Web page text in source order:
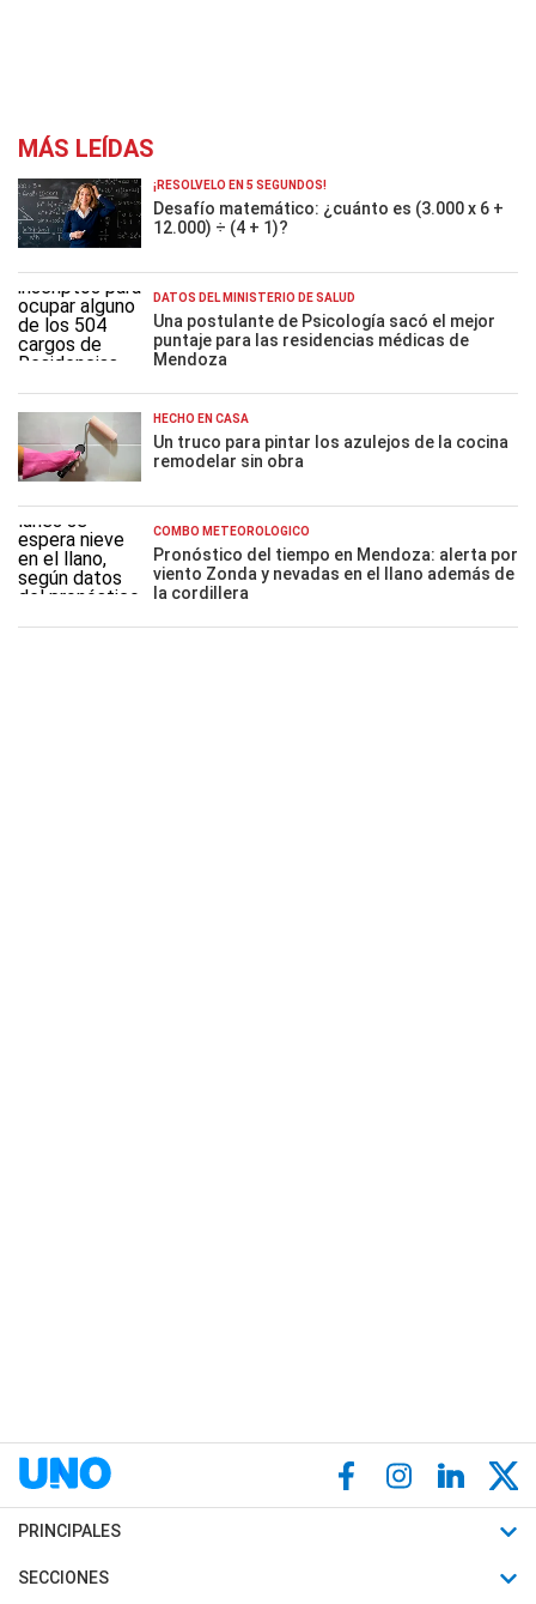
MÁS LEÍDAS
¡RESOLVELO EN 5 SEGUNDOS!
Desafío matemático: ¿cuánto es (3.000 x 6 +
12.000) ÷ (4 + 1)?
DATOS DEL MINISTERIO DE SALUD
Una postulante de Psicología sacó el mejor
puntaje para las residencias médicas de
Mendoza
HECHO EN CASA
Un truco para pintar los azulejos de la cocina
remodelar sin obra
COMBO METEOROLÓGICO
Pronóstico del tiempo en Mendoza: alerta por
viento Zonda y nevadas en el llano además de
la cordillera
PRINCIPALES
Últimas Noticias
SECCIONES